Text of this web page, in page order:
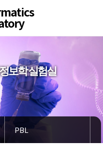
보학 실험실
PBL